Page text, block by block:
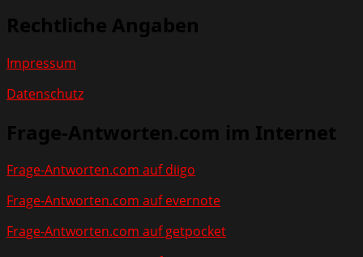
Rechtliche Angaben
Impressum
Datenschutz
Frage-Antworten.com im Internet
Frage-Antworten.com auf diigo
Frage-Antworten.com auf evernote
Frage-Antworten.com auf getpocket